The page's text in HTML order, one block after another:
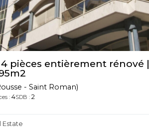
pièces entièrement rénové |
- Saint Roman)
: 4SDB : 2
Estate